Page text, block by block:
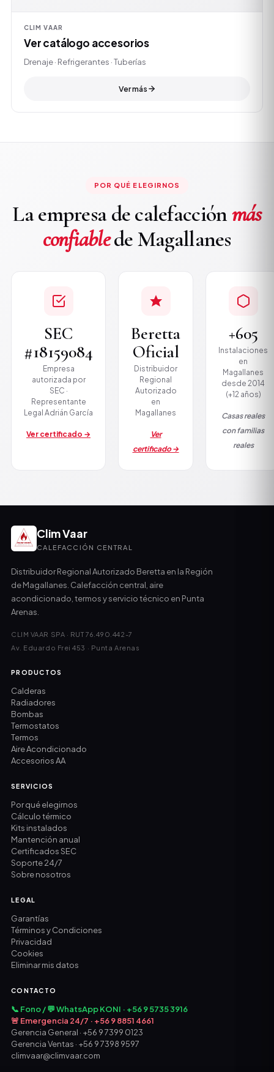
CLIM VAAR
Ver catálogo accesorios
Drenaje · Refrigerantes · Tuberías
Ver más
POR QUÉ ELEGIRNOS
La empresa de calefacciónmás
confiablede Magallanes
SEC
#18159084
Empresa
autorizada por
SEC ·
Representante
Legal Adrián García
Ver certificado →
Beretta
Oficial
Distribuidor
Regional
Autorizado
en
Magallanes
Ver
certificado →
+605
Instalaciones
en
Magallanes
desde 2014
(+12 años)
Casas reales
con familias
reales
Clim Vaar
CALEFACCIÓN CENTRAL
Distribuidor Regional Autorizado Beretta en la Región
de Magallanes. Calefacción central, aire
acondicionado, termos y servicio técnico en Punta
Arenas.
CLIM VAAR SPA · RUT 76.490.442-7
Av. Eduardo Frei 453 · Punta Arenas
PRODUCTOS
Calderas
Radiadores
Bombas
Termostatos
Termos
Aire Acondicionado
Accesorios AA
SERVICIOS
Por qué elegirnos
Cálculo térmico
Kits instalados
Mantención anual
Certificados SEC
Soporte 24/7
Sobre nosotros
LEGAL
Garantías
Términos y Condiciones
Privacidad
Cookies
Eliminar mis datos
CONTACTO
📞 Fono / 💬 WhatsApp KONI · +56 9 5735 3916
🚨 Emergencia 24/7 · +56 9 8851 4661
Gerencia General · +56 9 7399 0123
Gerencia Ventas · +56 9 7398 9597
climvaar@climvaar.com